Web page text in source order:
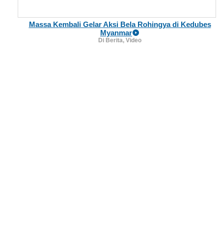
Massa Kembali Gelar Aksi Bela Rohingya di Kedubes
Myanmar
Di Berita, Video